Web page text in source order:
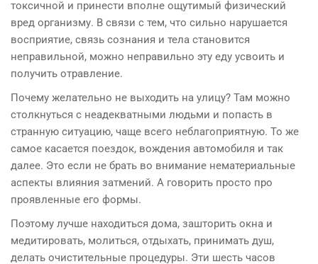
токсичной и принести вполне ощутимый физический
вред организму. В связи с тем, что сильно нарушается
восприятие, связь сознания и тела становится
неправильной, можно неправильно эту еду усвоить и
получить отравление.
Почему желательно не выходить на улицу? Там можно
столкнуться с неадекватными людьми и попасть в
странную ситуацию, чаще всего неблагоприятную. То же
самое касается поездок, вождения автомобиля и так
далее. Это если не брать во внимание нематериальные
аспекты влияния затмений. А говорить просто про
проявленные его формы.
Поэтому лучше находиться дома, зашторить окна и
медитировать, молиться, отдыхать, принимать душ,
делать очистительные процедуры. Эти шесть часов